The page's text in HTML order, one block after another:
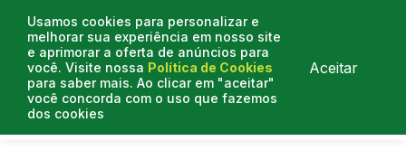
Usamos cookies para personalizar e
melhorar sua experiência em nosso site
e aprimorar a oferta de anúncios para
você. Visite nossa Política de Cookies
para saber mais. Ao clicar em "aceitar"
você concorda com o uso que fazemos
dos cookies
Aceitar
Curtas do Poder